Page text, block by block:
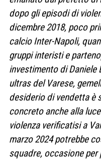
dopo gli episodi di
dicembre 2018, poco
calcio Inter-Napoli,
gruppi interisti e
investimento di Daniele
ultras del Varese,
desiderio di vendetta è
concreto anche alla
violenza verificatisi a
marzo 2024 potrebbe
squadre, occasione